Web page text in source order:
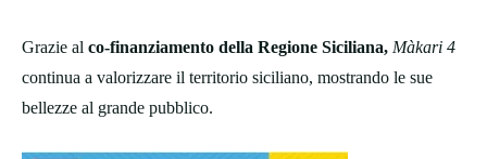
Grazie al co-finanziamento della Regione Siciliana, Màkari 4
continua a valorizzare il territorio siciliano, mostrando le sue
bellezze al grande pubblico.